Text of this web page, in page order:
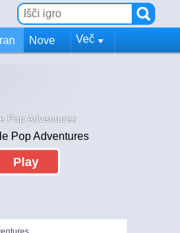
Nove Več
Pop Adventures
Play